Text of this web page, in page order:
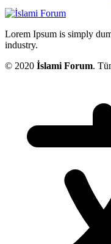
Lorem Ipsum is simply
industry.
© 2020 İslami Forum.